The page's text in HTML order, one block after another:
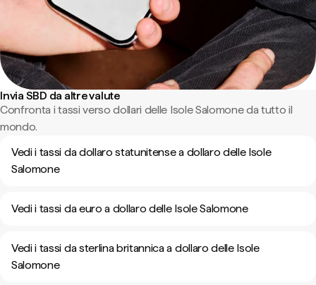
Invia SBD da altre valute
Confronta i tassi verso dollari delle Isole Salomone da tutto il
mondo.
Vedi i tassi da dollaro statunitense a dollaro delle Isole
Salomone
Vedi i tassi da euro a dollaro delle Isole Salomone
Vedi i tassi da sterlina britannica a dollaro delle Isole
Salomone